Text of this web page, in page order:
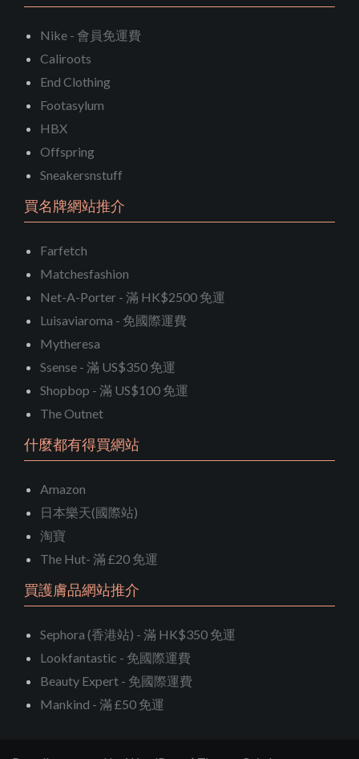
Nike - 會員免運費
Caliroots
End Clothing
Footasylum
HBX
Offspring
Sneakersnstuff
買名牌網站推介
Farfetch
Matchesfashion
Net-A-Porter - 滿 HK$2500 免運
Luisaviaroma - 免國際運費
Mytheresa
Ssense - 滿 US$350 免運
Shopbop - 滿 US$100 免運
The Outnet
什麼都有得買網站
Amazon
日本樂天(國際站)
淘寶
The Hut- 滿 £20 免運
買護膚品網站推介
Sephora (香港站) - 滿 HK$350 免運
Lookfantastic - 免國際運費
Beauty Expert - 免國際運費
Mankind - 滿 £50 免運